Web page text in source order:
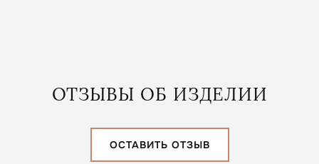
ОТЗЫВЫ ОБ ИЗДЕЛИИ
ОСТАВИТЬ ОТЗЫВ